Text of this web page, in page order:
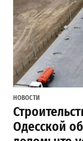
НОВОСТИ
Одесской